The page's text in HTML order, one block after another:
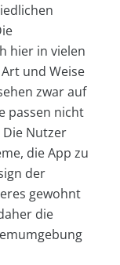
hier in vielen
und Weise
zwar auf
passen nicht
Nutzer
die App zu
der
gewohnt
die